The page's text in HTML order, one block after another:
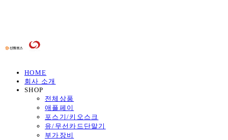
HOME
회사 소개
SHOP
전체상품
애플페이
포스기/키오스크
유/무선카드단말기
부가장비